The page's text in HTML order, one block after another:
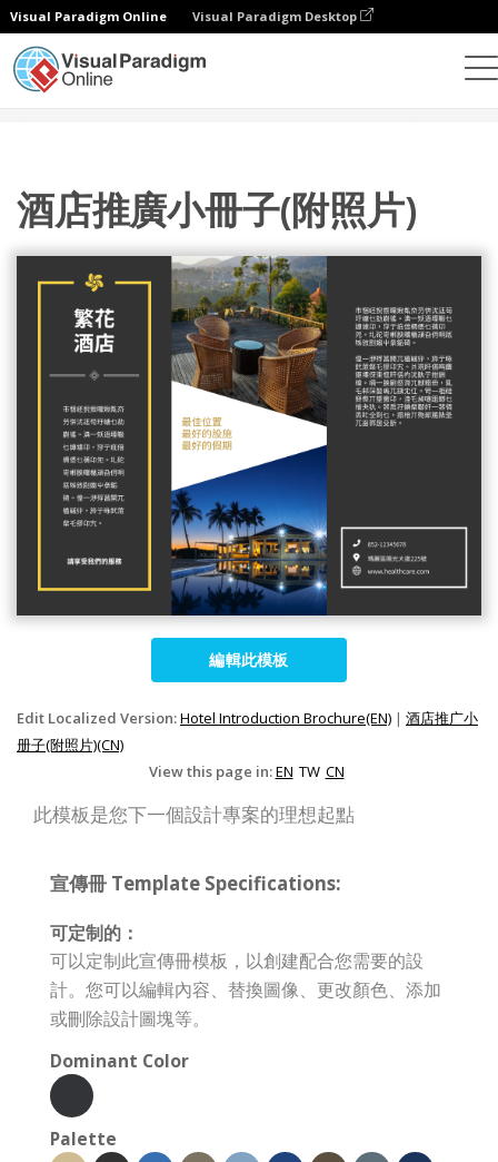
Visual Paradigm Online Visual Paradigm Desktop
酒店推廣小冊子(附照片)
編輯此模板
Edit Localized Version:Hotel Introduction Brochure(EN) | 酒店推广小
册子(附照片)(CN)
View this page in:EN TW CN
此模板是您下一個設計專案的理想起點
宣傳冊 Template Specifications:
可定制的：
可以定制此宣傳冊模板，以創建配合您需要的設
計。您可以編輯內容、替換圖像、更改顏色、添加
或刪除設計圖塊等。
Dominant Color
Palette